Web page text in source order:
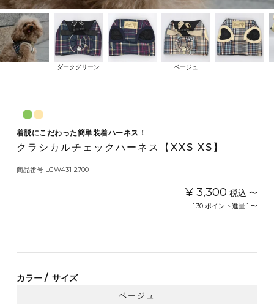
ダークグリーン ベージュ
着脱にこだわった簡単装着ハーネス！
クラシカルチェックハーネス【XXS XS】
商品番号 LGW431-2700
¥ 3,300 税込 〜
[ 30 ポイント進呈 ] 〜
カラー サイズ
ベージュ